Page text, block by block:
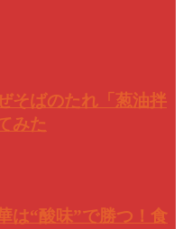
そばのたれ「葱油拌
みた
は“酸味”で勝つ！食